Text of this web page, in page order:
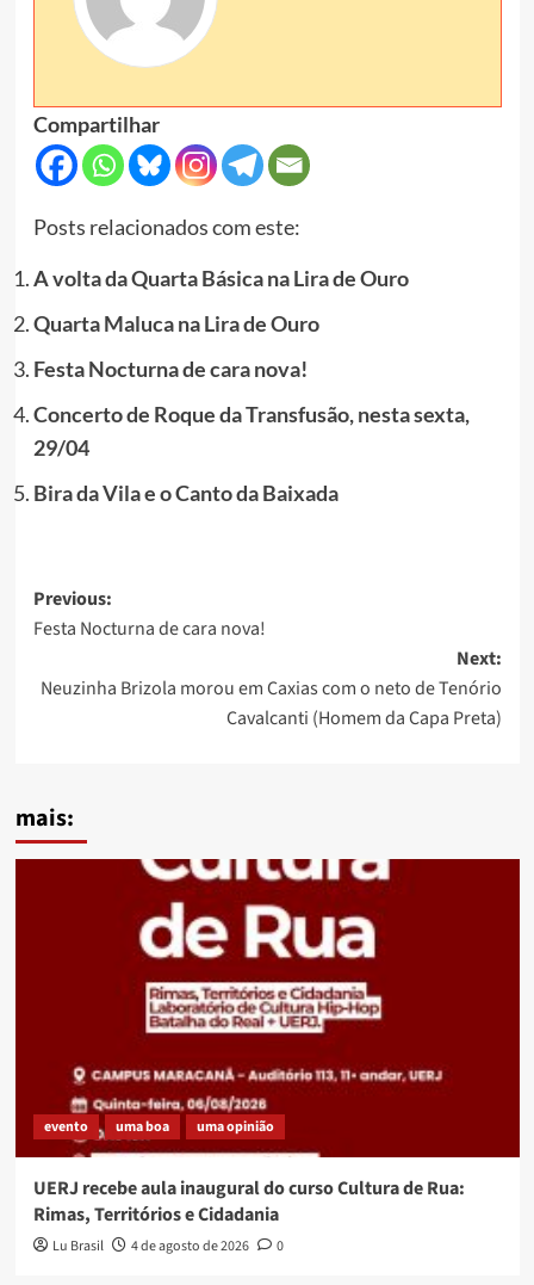
Compartilhar
Posts relacionados com este:
A volta da Quarta Básica na Lira de Ouro
Quarta Maluca na Lira de Ouro
Festa Nocturna de cara nova!
Concerto de Roque da Transfusão, nesta sexta,
29/04
Bira da Vila e o Canto da Baixada
Post
navigation
Previous:
Festa Nocturna de cara nova!
Next:
Neuzinha Brizola morou em Caxias com o neto de Tenório
Cavalcanti (Homem da Capa Preta)
mais:
evento uma boa uma opinião
UERJ recebe aula inaugural do curso Cultura de Rua:
Rimas, Territórios e Cidadania
Lu Brasil 4 de agosto de 2026 0